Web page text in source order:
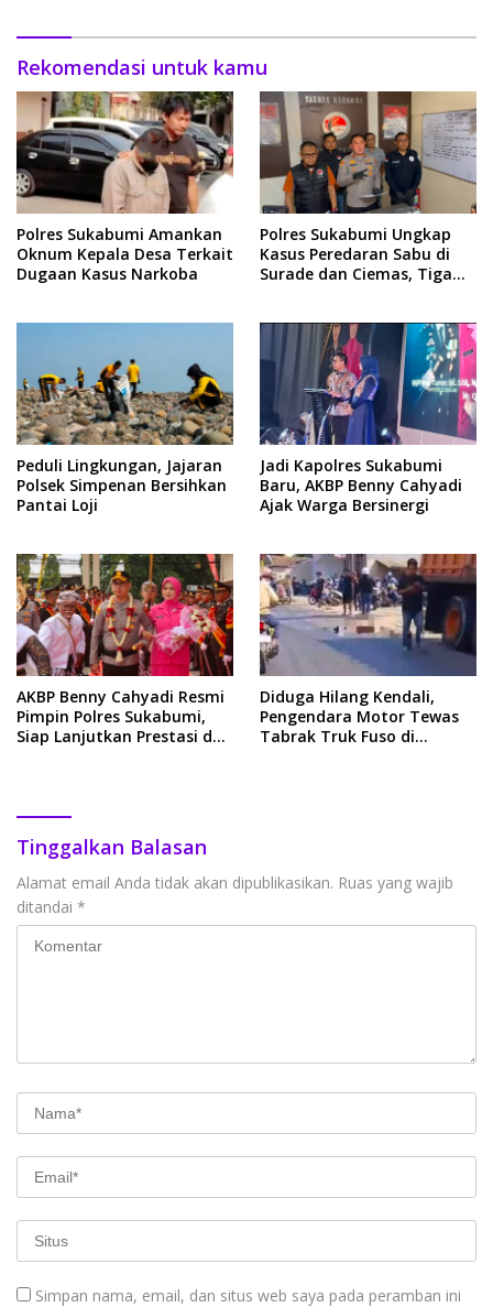
Rekomendasi untuk kamu
Polres Sukabumi Amankan
Oknum Kepala Desa Terkait
Dugaan Kasus Narkoba
Polres Sukabumi Ungkap
Kasus Peredaran Sabu di
Surade dan Ciemas, Tiga
Peduli Lingkungan, Jajaran
Polsek Simpenan Bersihkan
Pantai Loji
Jadi Kapolres Sukabumi
Baru, AKBP Benny Cahyadi
Ajak Warga Bersinergi
AKBP Benny Cahyadi Resmi
Pimpin Polres Sukabumi,
Siap Lanjutkan Prestasi dan
Diduga Hilang Kendali,
Pengendara Motor Tewas
Tabrak Truk Fuso di
Tinggalkan Balasan
Alamat email Anda tidak akan dipublikasikan. Ruas yang wajib
ditandai *
Simpan nama, email, dan situs web saya pada peramban ini